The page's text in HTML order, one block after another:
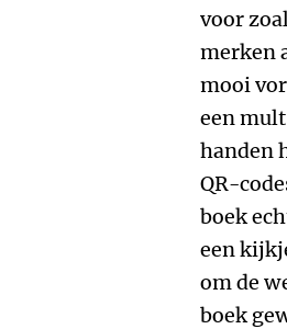
voor
merken
mooi
een
handen
QR-
boek
een
om de
boek